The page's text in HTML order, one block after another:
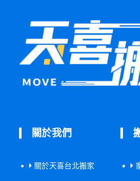
關於我們
關於天喜台北搬家